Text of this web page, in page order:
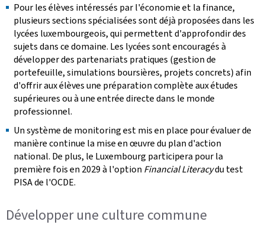
Pour les élèves intéressés par l'économie et la finance,
plusieurs sections spécialisées sont déjà proposées dans les
lycées luxembourgeois, qui permettent d'approfondir des
sujets dans ce domaine. Les lycées sont encouragés à
développer des partenariats pratiques (gestion de
portefeuille, simulations boursières, projets concrets) afin
d'offrir aux élèves une préparation complète aux études
supérieures ou à une entrée directe dans le monde
professionnel.
Un système de monitoring est mis en place pour évaluer de
manière continue la mise en œuvre du plan d'action
national. De plus, le Luxembourg participera pour la
première fois en 2029 à l'option Financial Literacydu test
PISA de l'OCDE.
Développer une culture commune